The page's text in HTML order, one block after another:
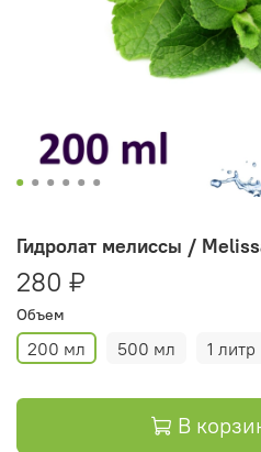
Гидролат мелиссы /
280 ₽
Объем
200 мл 500 мл 1 литр
В